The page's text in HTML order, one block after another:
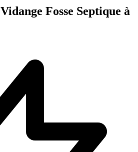
Vidange Fosse Septique à